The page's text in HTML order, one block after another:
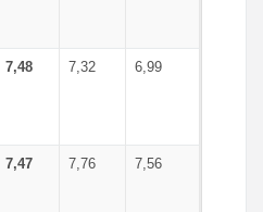
7,48 7,32 6,99
7,47 7,76 7,56